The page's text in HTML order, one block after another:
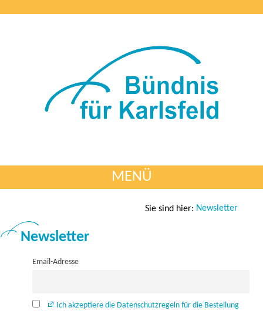
MENÜ
Sie sind hier: Newsletter
Newsletter
Email-Adresse
Ich akzeptiere die Datenschutzregeln für die Bestellung